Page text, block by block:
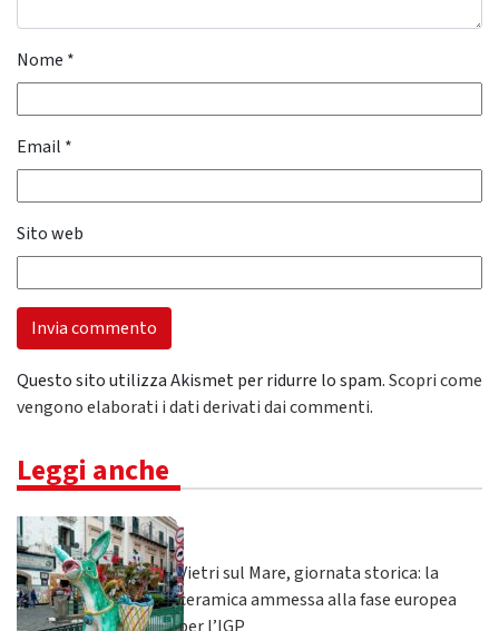
Nome *
Email *
Sito web
Questo sito utilizza Akismet per ridurre lo spam.Scopri come
vengono elaborati i dati derivati dai commenti.
Leggi anche
Vietri sul Mare, giornata storica: la
ceramica ammessa alla fase europea